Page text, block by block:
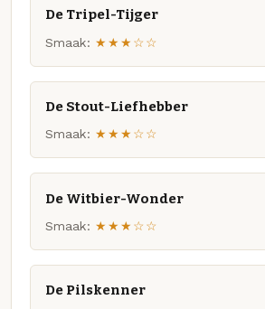
De Tripel-Tijger
Smaak: ★★★☆☆
De Stout-Liefhebber
Smaak: ★★★☆☆
De Witbier-Wonder
Smaak: ★★★☆☆
De Pilskenner